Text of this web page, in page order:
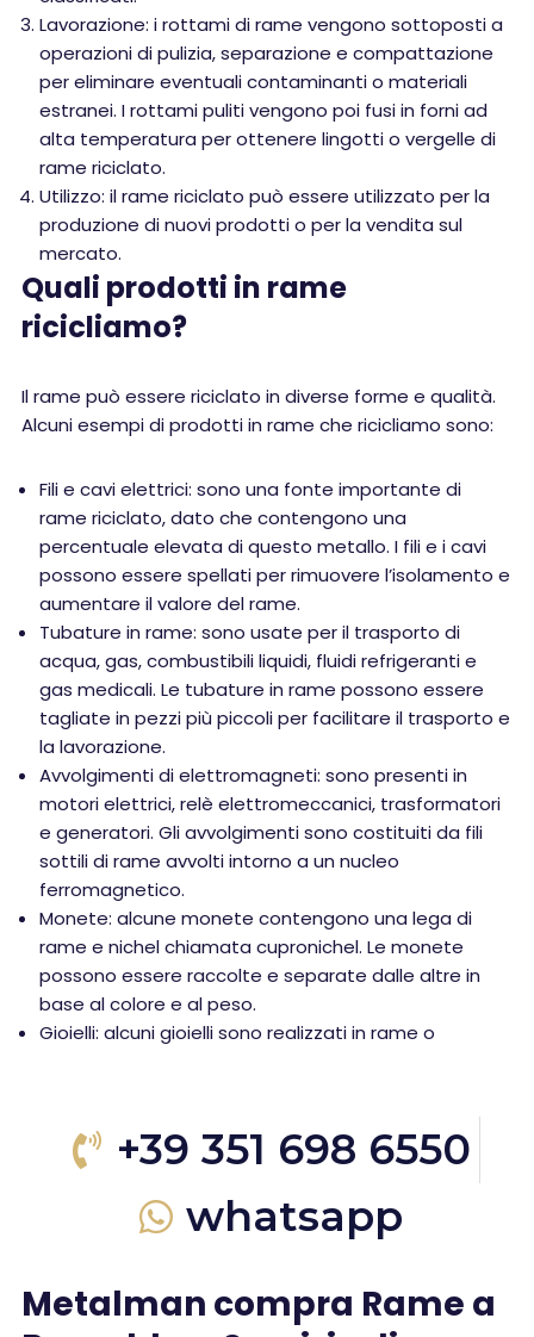
Lavorazione: i rottami di rame vengono sottoposti a
operazioni di pulizia, separazione e compattazione
per eliminare eventuali contaminanti o materiali
estranei. I rottami puliti vengono poi fusi in forni ad
alta temperatura per ottenere lingotti o vergelle di
rame riciclato.
Utilizzo: il rame riciclato può essere utilizzato per la
produzione di nuovi prodotti o per la vendita sul
mercato.
Quali prodotti in rame
ricicliamo?
Il rame può essere riciclato in diverse forme e qualità.
Alcuni esempi di prodotti in rame che ricicliamo sono:
Fili e cavi elettrici: sono una fonte importante di
rame riciclato, dato che contengono una
percentuale elevata di questo metallo. I fili e i cavi
possono essere spellati per rimuovere l’isolamento e
aumentare il valore del rame.
Tubature in rame: sono usate per il trasporto di
acqua, gas, combustibili liquidi, fluidi refrigeranti e
gas medicali. Le tubature in rame possono essere
tagliate in pezzi più piccoli per facilitare il trasporto e
la lavorazione.
Avvolgimenti di elettromagneti: sono presenti in
motori elettrici, relè elettromeccanici, trasformatori
e generatori. Gli avvolgimenti sono costituiti da fili
sottili di rame avvolti intorno a un nucleo
ferromagnetico.
Monete: alcune monete contengono una lega di
rame e nichel chiamata cupronichel. Le monete
possono essere raccolte e separate dalle altre in
base al colore e al peso.
Gioielli: alcuni gioielli sono realizzati in rame o
+39 351 698 6550
whatsapp
Metalman compra Rame a